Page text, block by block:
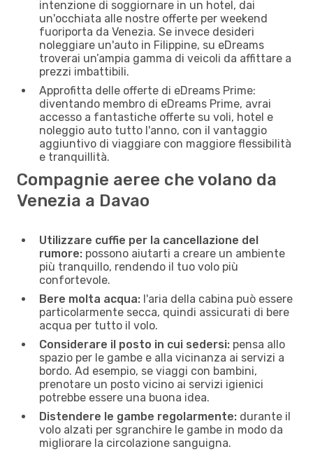
intenzione di soggiornare in un hotel, dai
un'occhiata alle nostre offerte per weekend
fuoriporta da Venezia. Se invece desideri
noleggiare un'auto in Filippine, su eDreams
troverai un’ampia gamma di veicoli da affittare a
prezzi imbattibili.
Approfitta delle offerte di eDreams Prime:
diventando membro di eDreams Prime, avrai
accesso a fantastiche offerte su voli, hotel e
noleggio auto tutto l'anno, con il vantaggio
aggiuntivo di viaggiare con maggiore flessibilità
e tranquillità.
Compagnie aeree che volano da
Venezia a Davao
Utilizzare cuffie per la cancellazione del
rumore: possono aiutarti a creare un ambiente
più tranquillo, rendendo il tuo volo più
confortevole.
Bere molta acqua: l'aria della cabina può essere
particolarmente secca, quindi assicurati di bere
acqua per tutto il volo.
Considerare il posto in cui sedersi: pensa allo
spazio per le gambe e alla vicinanza ai servizi a
bordo. Ad esempio, se viaggi con bambini,
prenotare un posto vicino ai servizi igienici
potrebbe essere una buona idea.
Distendere le gambe regolarmente: durante il
volo alzati per sgranchire le gambe in modo da
migliorare la circolazione sanguigna.